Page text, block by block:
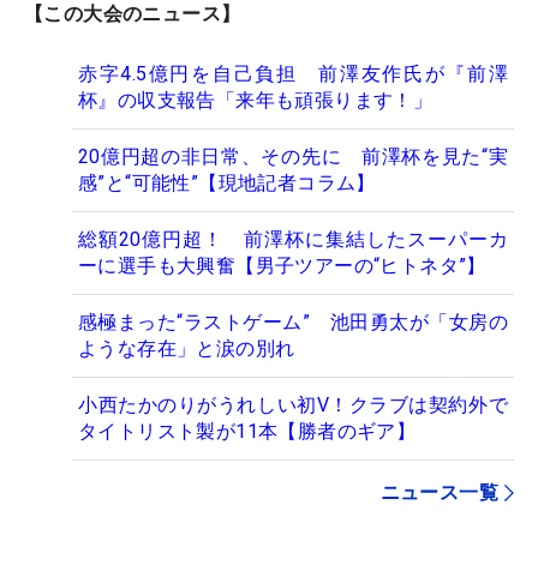
【この大会のニュース】
赤字4.5億円を自己負担 前澤友作氏が『前澤
杯』の収支報告「来年も頑張ります！」
20億円超の非日常、その先に 前澤杯を見た“実
感”と“可能性”【現地記者コラム】
総額20億円超！ 前澤杯に集結したスーパーカ
ーに選手も大興奮【男子ツアーの“ヒトネタ”】
感極まった“ラストゲーム” 池田勇太が「女房の
ような存在」と涙の別れ
小西たかのりがうれしい初V！クラブは契約外で
タイトリスト製が11本【勝者のギア】
ニュース一覧